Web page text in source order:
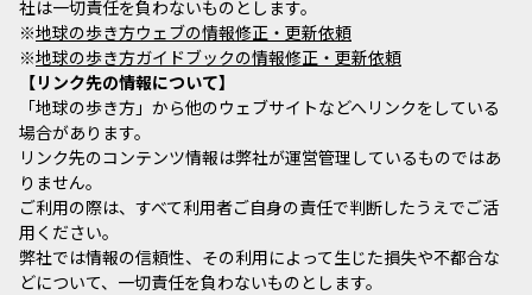
社は一切責任を負わないものとします。
※地球の歩き方ウェブの情報修正・更新依頼
※地球の歩き方ガイドブックの情報修正・更新依頼
リンク先の情報について
「地球の歩き方」から他のウェブサイトなどへリンクをしている
場合があります。
リンク先のコンテンツ情報は弊社が運営管理しているものではあ
りません。
ご利用の際は、すべて利用者ご自身の責任で判断したうえでご活
用ください。
弊社では情報の信頼性、その利用によって生じた損失や不都合な
どについて、一切責任を負わないものとします。